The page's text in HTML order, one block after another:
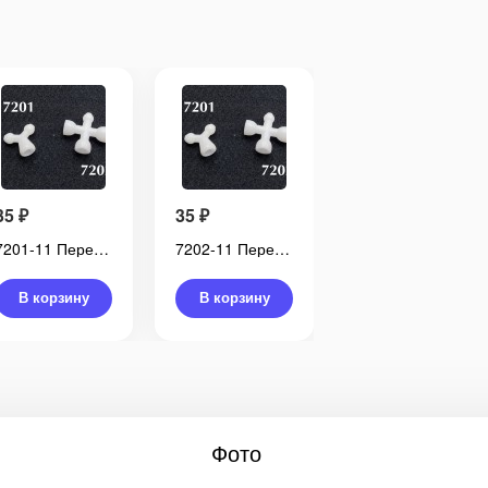
₽
7201-11 Переходник для скелета Y-образный, 12 мм (Германия)
В корзину
35₽
7202-11 Переходник для скелета X-образный, 12 мм (Германия)
В корзину
Фото